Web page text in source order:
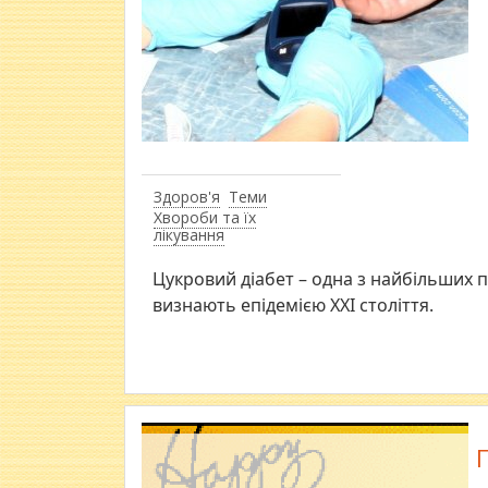
Здоров'я Теми
Хвороби та їх
лікування
Цукровий діабет – одна з найбільших
визнають епідемією ХХІ століття.